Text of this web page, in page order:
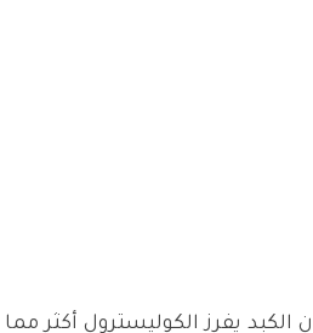
الكبد يفرز الكوليسترول أكثر مما